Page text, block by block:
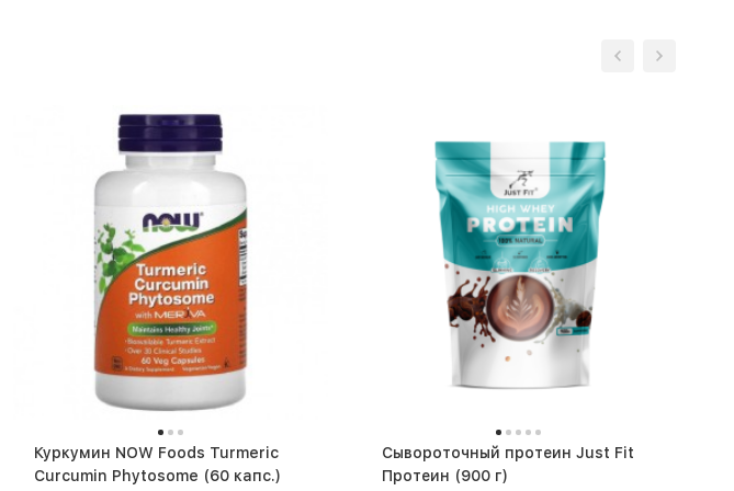
Куркумин NOW Foods Turmeric
Curcumin Phytosome (60 капс.)
Сывороточный протеин Just Fit
Протеин (900 г)